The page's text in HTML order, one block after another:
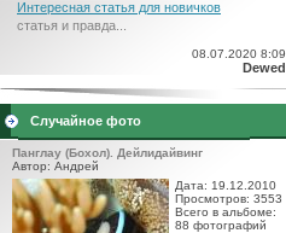
Интересная статья для новичков
статья и правда...
08.07.2020 8:09
Dewed
Случайное фото
Панглау (Бохол). Дейлидайвинг
Автор: Андрей
Дата: 19.12.2010
Просмотров: 3553
Всего в альбоме:
88 фотографий